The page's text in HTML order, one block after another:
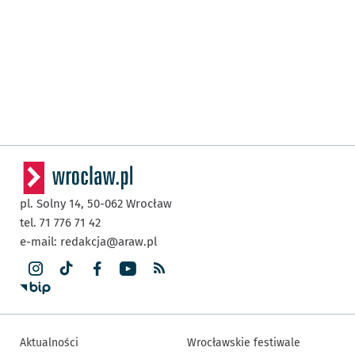
pl. Solny 14, 50-062 Wrocław
tel. 71 776 71 42
e-mail: redakcja@araw.pl
Aktualności Wrocławskie festiwale